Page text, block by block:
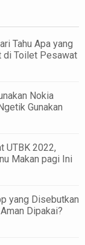
Tahu Apa yang
di Toilet Pesawat
Nokia
Gunakan
UTBK 2022,
Makan pagi Ini
yang Disebutkan
Dipakai?